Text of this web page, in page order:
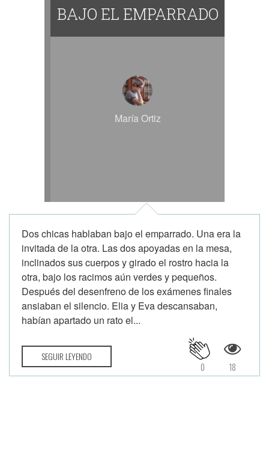
BAJO EL EMPARRADO
María Ortiz
Dos chicas hablaban bajo el emparrado. Una era la
invitada de la otra. Las dos apoyadas en la mesa,
inclinados sus cuerpos y girado el rostro hacia la
otra, bajo los racimos aún verdes y pequeños.
Después del desenfreno de los exámenes finales
ansiaban el silencio. Elia y Eva descansaban,
habían apartado un rato el...
SEGUIR LEYENDO
18
0